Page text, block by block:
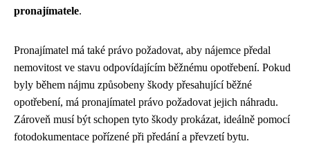
pronajímatele.
Pronajímatel má také právo požadovat, aby nájemce předal
nemovitost ve stavu odpovídajícím běžnému opotřebení. Pokud
byly během nájmu způsobeny škody přesahující běžné
opotřebení, má pronajímatel právo požadovat jejich náhradu.
Zároveň musí být schopen tyto škody prokázat, ideálně pomocí
fotodokumentace pořízené při předání a převzetí bytu.